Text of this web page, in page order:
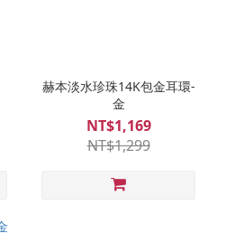
赫本淡水珍珠14K包金耳環-
金
NT$1,169
NT$1,299